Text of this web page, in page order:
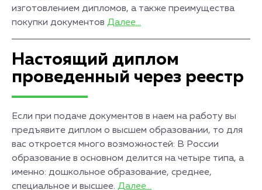
изготовлением дипломов, а также преимущества
покупки документов Далее...
Настоящий диплом
проведенный через реестр
Если при подаче документов в наем на работу вы
предъявите диплом о высшем образовании, то для
вас откроется много возможностей: В России
образование в основном делится на четыре типа, а
именно: дошкольное образование, среднее,
специальное и высшее. Далее...